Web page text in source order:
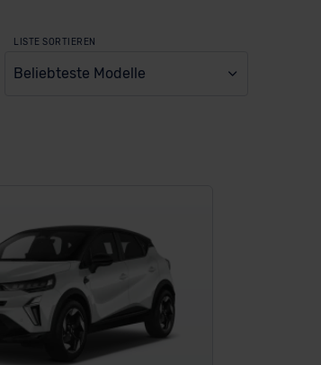
LISTE SORTIEREN
Beliebteste Modelle